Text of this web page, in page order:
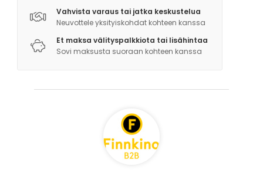
Lisätietoa aktiviteeteista
Mahdollisuus järjestää elokuvan yritysnäytös joko
omana tilaisuutenaan tai osana yritystilaisuutta. Osa
elokuvista nähtävissä ennakkonäytöksinä.
Vahvista varaus tai jatka keskustelua
Neuvottele yksityiskohdat kohteen kanssa
Et maksa välityspalkkiota tai lisähintaa
Sovi maksusta suoraan kohteen kanssa